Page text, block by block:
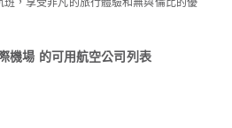
，享受非凡的旅行體驗和無與倫比的優
機場 的可用航空公司列表